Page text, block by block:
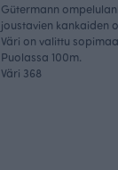
Gütermann
joustavien kankaiden
Väri on valittu
Puolassa 100m.
Väri 368